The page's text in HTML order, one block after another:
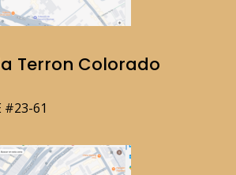
Terron Colorado
#23-61